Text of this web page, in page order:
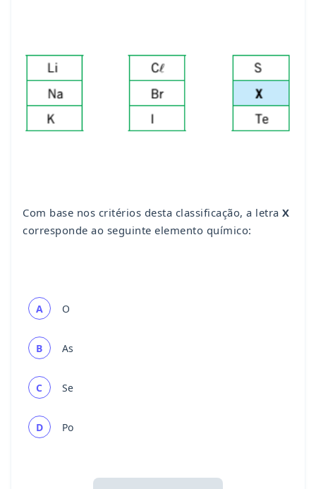
Com base nos critérios desta classificação, a letra X
corresponde ao seguinte elemento químico:
A O
B As
C Se
D Po